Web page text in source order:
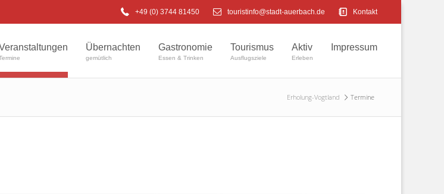
+49 (0) 3744 81450 touristinfo@stadt-auerbach.de Kontakt
Übernachten
gemütlich
Gastronomie
Essen & Trinken
Tourismus
Ausflugsziele
Aktiv
Erleben
Impressum
Erholung-Vogtland Termine